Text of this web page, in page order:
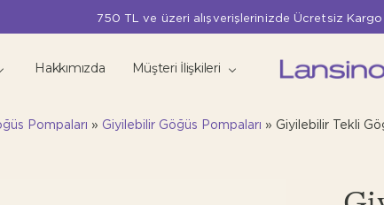
750 TL ve üzeri alışverişlerinizde Ücretsiz Kargo
Hakkımızda Müşteri İlişkileri
Pompaları » Giyilebilir Göğüs Pompaları » Giyilebilir Tekli